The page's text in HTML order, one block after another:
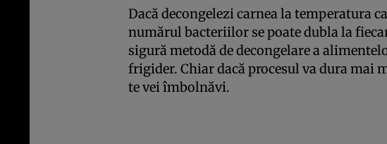
Dacă decongelezi carnea la temperatura
numărul bacteriilor se poate dubla la
sigură metodă de decongelare a
frigider. Chiar dacă procesul va dura mai
te vei îmbolnăvi.